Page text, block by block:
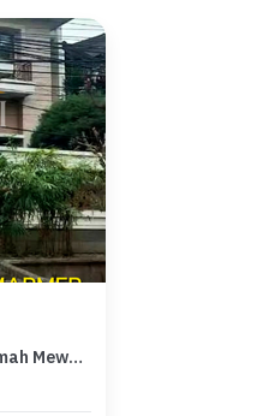
Penawaran Langka, rumah Mewah di papandayan, Semarang, LB 650m²